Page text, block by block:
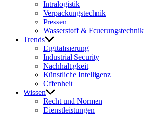
Intra­lo­gistik
Verpa­ckungs­technik
Pressen
Wasser­stoff & Feue­rungs­technik
Trends
Digi­ta­li­sie­rung
Indus­trial Security
Nach­hal­tig­keit
Künst­liche Intel­li­genz
Offen­heit
Wissen
Recht und Normen
Dienst­leis­tungen